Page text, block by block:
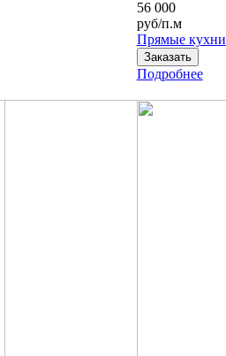
56 000
руб/п.м
Прямые кухни
Заказать
Подробнее